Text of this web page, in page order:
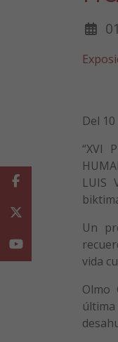
Del
“XVI
LUIS
Un
vida
Olmo
Facebook
Youtube